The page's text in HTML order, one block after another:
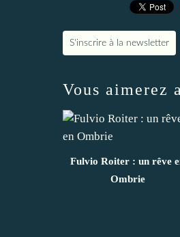
S'inscrire à la newsletter
Vous aimerez
Fulvio Roiter : un rêve
Ombrie